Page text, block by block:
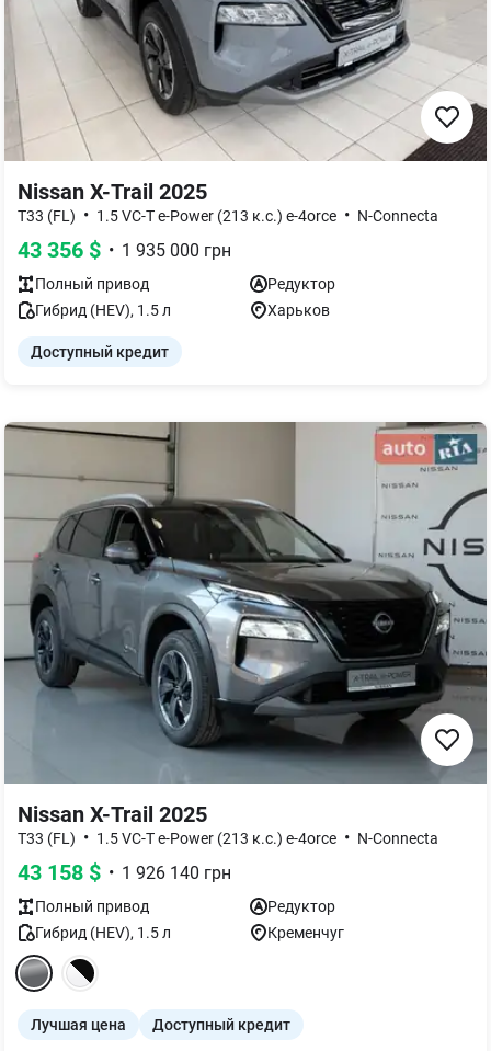
Nissan X-Trail 2025
T33 (FL) • 1.5 VC-T e-Power (213 к.с.) e-4orce • N-Connecta
43 356 $ • 1 935 000 грн
Полный привод
Редуктор
Гибрид (HEV), 1.5л Харьков
Доступный кредит
Nissan X-Trail 2025
T33 (FL) • 1.5 VC-T e-Power (213 к.с.) e-4orce • N-Connecta
43 158 $ • 1 926 140 грн
Полный привод
Редуктор
Гибрид (HEV), 1.5л Кременчуг
Лучшая цена Доступный кредит